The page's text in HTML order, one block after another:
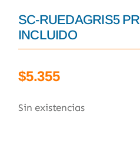
SC-RUEDAGRIS5
INCLUIDO
$5.355
Sin existencias